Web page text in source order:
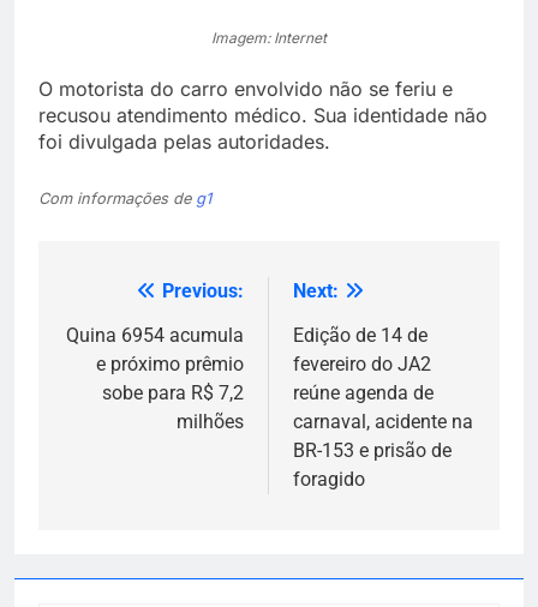
Imagem: Internet
O motorista do carro envolvido não se feriu e
recusou atendimento médico. Sua identidade não
foi divulgada pelas autoridades.
Com informações de g1
Navegação
de
Post
Previous:
Quina 6954 acumula
e próximo prêmio
sobe para R$ 7,2
milhões
Next:
Edição de 14 de
fevereiro do JA2
reúne agenda de
carnaval, acidente na
BR-153 e prisão de
foragido